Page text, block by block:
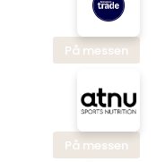
På messen
På messen